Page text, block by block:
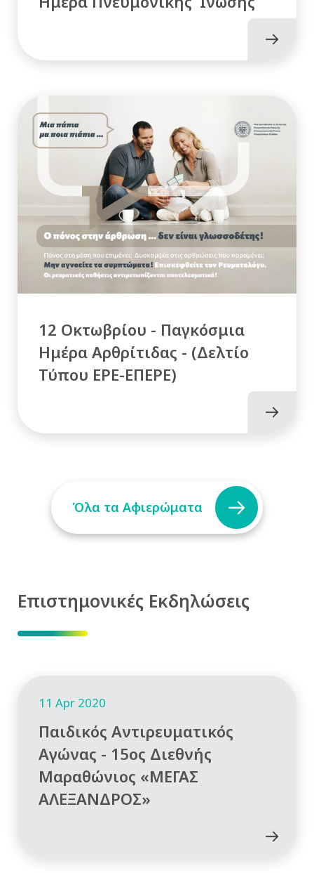
12 Οκτωβρίου - Παγκόσμια
Ημέρα Αρθρίτιδας - (Δελτίο
Τύπου ΕΡΕ-ΕΠΕΡΕ)
Όλα τα Αφιερώματα
Επιστημονικές Εκδηλώσεις
11 Apr 2020
Παιδικός Αντιρευματικός
Αγώνας - 15ος Διεθνής
Μαραθώνιος «ΜΕΓΑΣ
ΑΛΕΞΑΝΔΡΟΣ»